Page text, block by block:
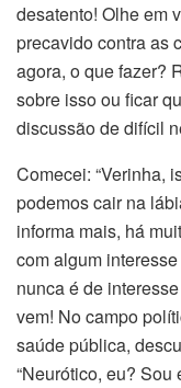
desatento! Olhe em
precavido contra as
agora, o que fazer?
sobre isso ou ficar
discussão de difícil
Comecei: “Verinha,
podemos cair na
informa mais, há
com algum
nunca é de
vem! No campo
saúde pública,
“Neurótico, eu?